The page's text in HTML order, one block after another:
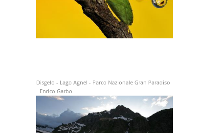
Disgelo - Lago Agnel - Parco Nazionale Gran Paradiso
- Enrico Garbo